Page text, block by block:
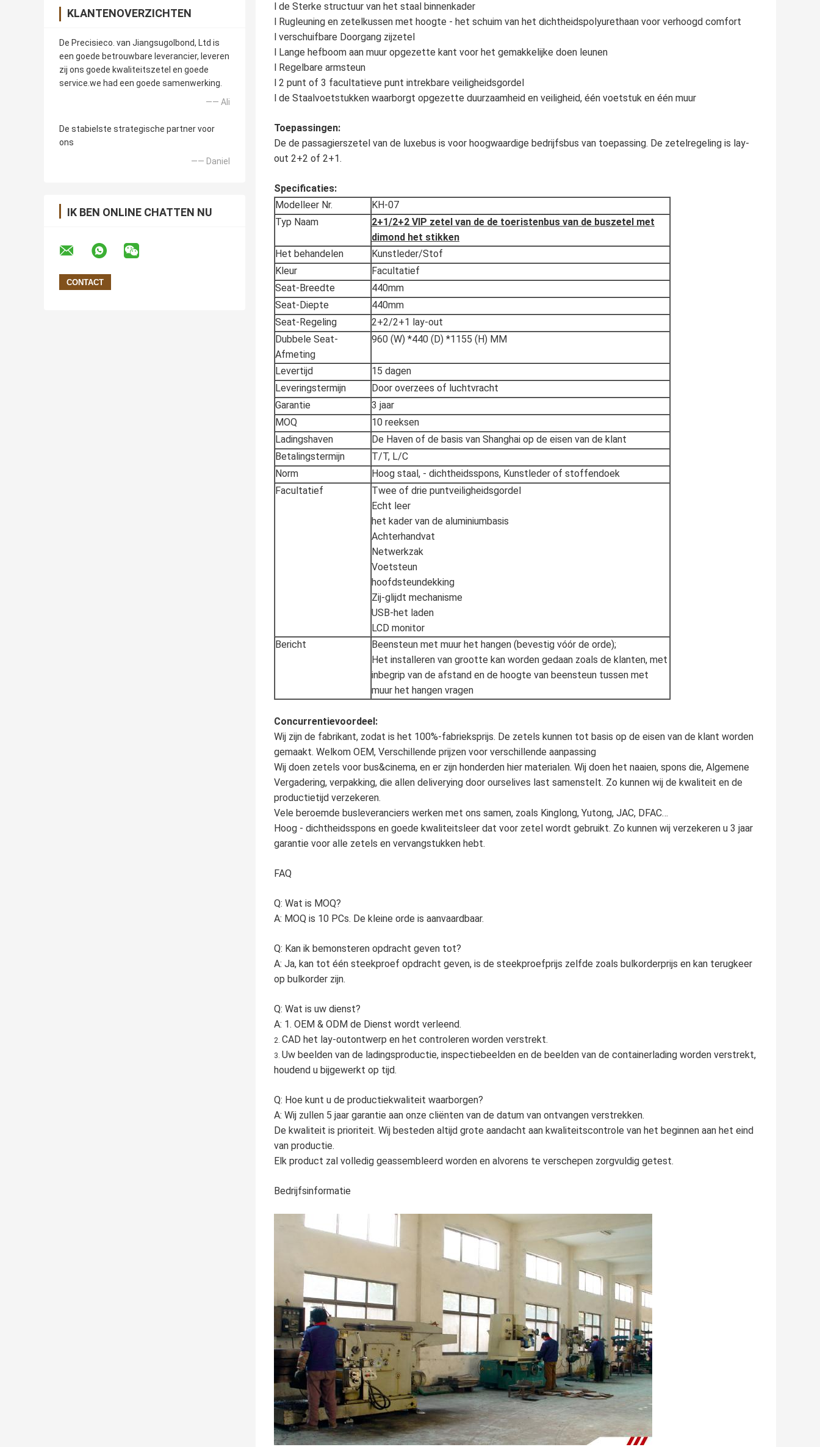
KLANTENOVERZICHTEN
De Precisieco. van Jiangsugolbond, Ltd is
een goede betrouwbare leverancier, leveren
zij ons goede kwaliteitszetel en goede
service.we had een goede samenwerking.
—— Ali
De stabielste strategische partner voor
ons
—— Daniel
IK BEN ONLINE CHATTEN NU
l de Sterke structuur van het staal binnenkader
l Rugleuning en zetelkussen met hoogte - het schuim van het dichtheidspolyurethaan voor verhoogd comfort
l verschuifbare Doorgang zijzetel
l Lange hefboom aan muur opgezette kant voor het gemakkelijke doen leunen
l Regelbare armsteun
l 2 punt of 3 facultatieve punt intrekbare veiligheidsgordel
l de Staalvoetstukken waarborgt opgezette duurzaamheid en veiligheid, één voetstuk en één muur
Toepassingen:
De de passagierszetel van de luxebus is voor hoogwaardige bedrijfsbus van toepassing. De zetelregeling is lay-
out 2+2 of 2+1.
Specificaties:
Modelleer Nr.
KH-07
Typ Naam
2+1/2+2 VIP zetel van de de toeristenbus van de buszetel met
dimond het stikken
Het behandelen
Kunstleder/Stof
Kleur
Facultatief
Seat-Breedte
440mm
Seat-Diepte
440mm
Seat-Regeling
2+2/2+1 lay-out
Dubbele Seat-
Afmeting
960 (W) *440 (D) *1155 (H) MM
Levertijd
15 dagen
Leveringstermijn
Door overzees of luchtvracht
Garantie
3 jaar
MOQ
10 reeksen
Ladingshaven
De Haven of de basis van Shanghai op de eisen van de klant
Betalingstermijn
T/T, L/C
Norm
Hoog staal, - dichtheidsspons, Kunstleder of stoffendoek
Facultatief
Twee of drie puntveiligheidsgordel
Echt leer
het kader van de aluminiumbasis
Achterhandvat
Netwerkzak
Voetsteun
hoofdsteundekking
Zij-glijdt mechanisme
USB-het laden
LCD monitor
Bericht
Beensteun met muur het hangen (bevestig vóór de orde);
Het installeren van grootte kan worden gedaan zoals de klanten, met
inbegrip van de afstand en de hoogte van beensteun tussen met
muur het hangen vragen
Concurrentievoordeel:
Wij zijn de fabrikant, zodat is het 100%-fabrieksprijs. De zetels kunnen tot basis op de eisen van de klant worden
gemaakt. Welkom OEM, Verschillende prijzen voor verschillende aanpassing
Wij doen zetels voor bus&cinema, en er zijn honderden hier materialen. Wij doen het naaien, spons die, Algemene
Vergadering, verpakking, die allen deliverying door ourselives last samenstelt. Zo kunnen wij de kwaliteit en de
productietijd verzekeren.
Vele beroemde busleveranciers werken met ons samen, zoals Kinglong, Yutong, JAC, DFAC…
Hoog - dichtheidsspons en goede kwaliteitsleer dat voor zetel wordt gebruikt. Zo kunnen wij verzekeren u 3 jaar
garantie voor alle zetels en vervangstukken hebt.
FAQ
Q: Wat is MOQ?
A: MOQ is 10 PCs. De kleine orde is aanvaardbaar.
Q: Kan ik bemonsteren opdracht geven tot?
A: Ja, kan tot één steekproef opdracht geven, is de steekproefprijs zelfde zoals bulkorderprijs en kan terugkeer
op bulkorder zijn.
Q: Wat is uw dienst?
A: 1. OEM & ODM de Dienst wordt verleend.
2. CAD het lay-outontwerp en het controleren worden verstrekt.
3. Uw beelden van de ladingsproductie, inspectiebeelden en de beelden van de containerlading worden verstrekt,
houdend u bijgewerkt op tijd.
Q: Hoe kunt u de productiekwaliteit waarborgen?
A: Wij zullen 5 jaar garantie aan onze cliënten van de datum van ontvangen verstrekken.
De kwaliteit is prioriteit. Wij besteden altijd grote aandacht aan kwaliteitscontrole van het beginnen aan het eind
van productie.
Elk product zal volledig geassembleerd worden en alvorens te verschepen zorgvuldig getest.
Bedrijfsinformatie